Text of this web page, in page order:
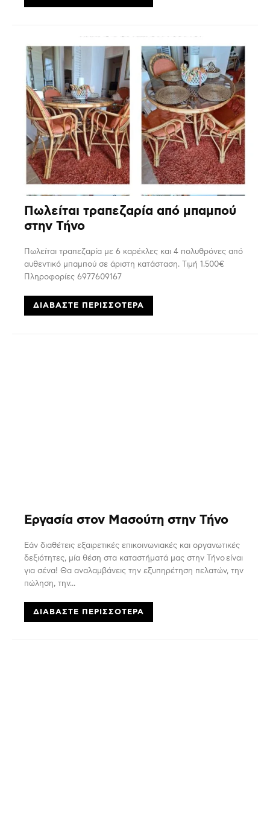
Πωλείται τραπεζαρία από μπαμπού
στην Τήνο
Πωλείται τραπεζαρία με 6 καρέκλες και 4 πολυθρόνες από
αυθεντικό μπαμπού σε άριστη κατάσταση. Τιμή 1.500€
Πληροφορίες 6977609167
ΔΙΑΒΆΣΤΕ ΠΕΡΙΣΣΌΤΕΡΑ
Εργασία στον Μασούτη στην Τήνο
Εάν διαθέτεις εξαιρετικές επικοινωνιακές και οργανωτικές
δεξιότητες, μία θέση στα καταστήματά μας στην Τήνο είναι
για σένα! Θα αναλαμβάνεις την εξυπηρέτηση πελατών, την
πώληση, την...
ΔΙΑΒΆΣΤΕ ΠΕΡΙΣΣΌΤΕΡΑ